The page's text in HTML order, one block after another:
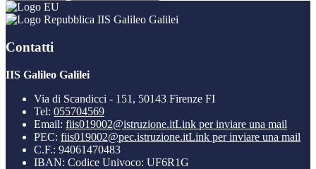
IIS Galileo Galilei
Contatti
IIS Galileo Galilei
Via di Scandicci - 151, 50143 Firenze FI
Tel: 055704569
Email: fiis019002@istruzione.itLink per inviare una mail
PEC: fiis019002@pec.istruzione.itLink per inviare una mail
C.F.: 94061470483
IBAN: Codice Univoco: UF6R1G